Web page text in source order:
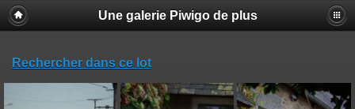
Une galerie Piwigo de plus
Rechercher dans ce lot